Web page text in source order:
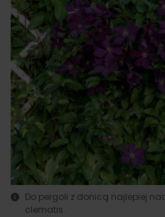
Do pergoli z donicą najlepiej
clematis.